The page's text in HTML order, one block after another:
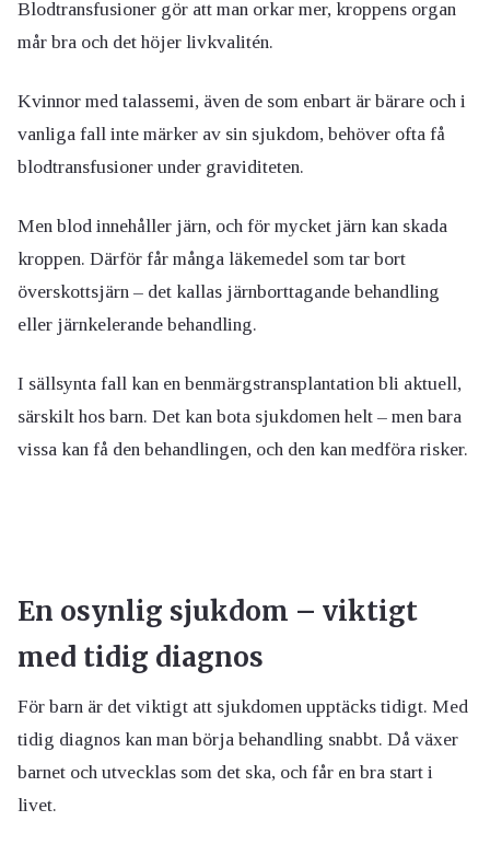
Blodtransfusioner gör att man orkar mer, kroppens organ
mår bra och det höjer livkvalitén.
Kvinnor med talassemi, även de som enbart är bärare och i
vanliga fall inte märker av sin sjukdom, behöver ofta få
blodtransfusioner under graviditeten.
Men blod innehåller järn, och för mycket järn kan skada
kroppen. Därför får många läkemedel som tar bort
överskottsjärn – det kallas järnborttagande behandling
eller järnkelerande behandling.
I sällsynta fall kan en benmärgstransplantation bli aktuell,
särskilt hos barn. Det kan bota sjukdomen helt – men bara
vissa kan få den behandlingen, och den kan medföra risker.
En osynlig sjukdom – viktigt
med tidig diagnos
För barn är det viktigt att sjukdomen upptäcks tidigt. Med
tidig diagnos kan man börja behandling snabbt. Då växer
barnet och utvecklas som det ska, och får en bra start i
livet.